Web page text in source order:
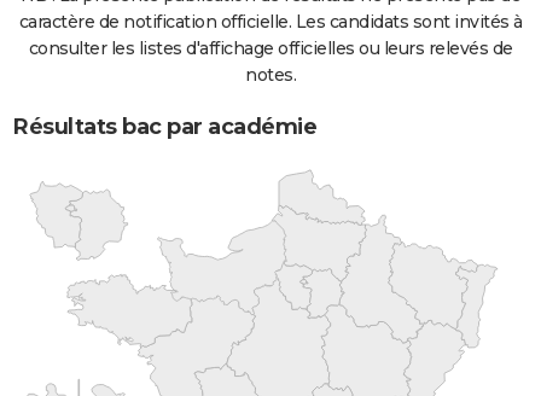
caractère de notification officielle. Les candidats sont invités à
consulter les listes d'affichage officielles ou leurs relevés de
notes.
Résultats bac par académie